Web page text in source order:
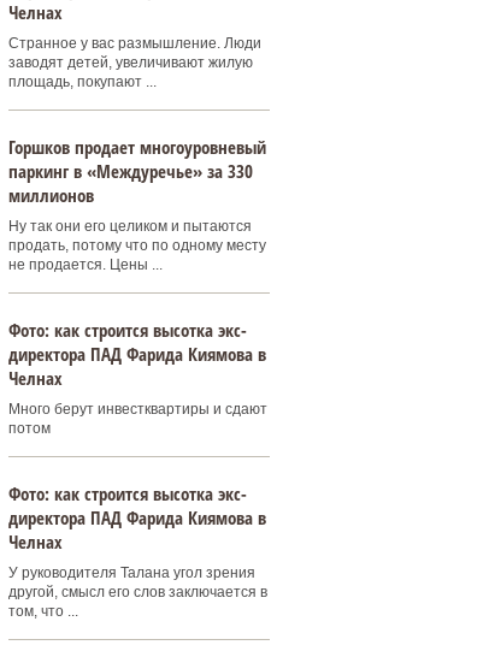
Челнах
Странное у вас размышление. Люди
заводят детей, увеличивают жилую
площадь, покупают ...
Горшков продает многоуровневый
паркинг в «Междуречье» за 330
миллионов
Ну так они его целиком и пытаются
продать, потому что по одному месту
не продается. Цены ...
Фото: как строится высотка экс-
директора ПАД Фарида Киямова в
Челнах
Много берут инвестквартиры и сдают
потом
Фото: как строится высотка экс-
директора ПАД Фарида Киямова в
Челнах
У руководителя Талана угол зрения
другой, смысл его слов заключается в
том, что ...